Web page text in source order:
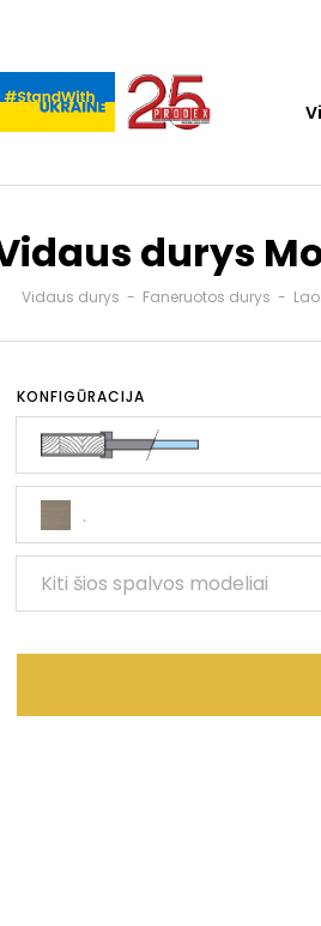
durys
Vidaus durys - Faneruotos durys -
KONFIGŪRACIJA
.
Kiti šios spalvos modeliai